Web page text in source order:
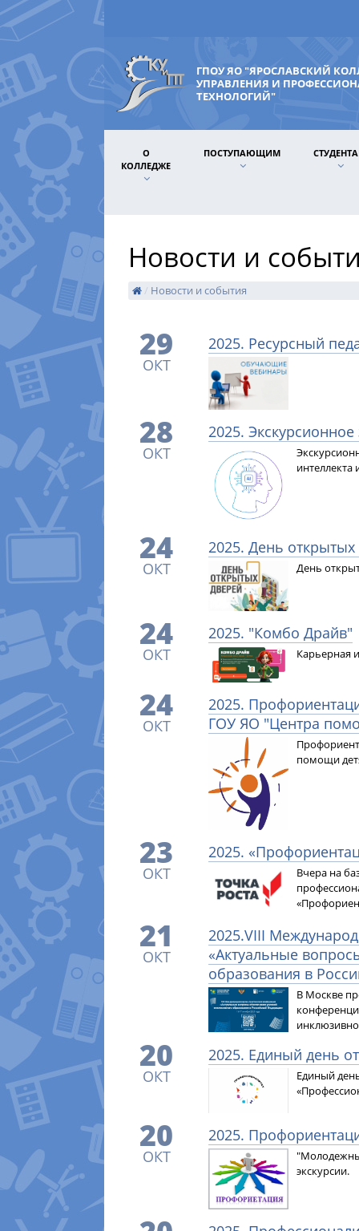
ГПОУ ЯО "ЯРОСЛАВСКИЙ
УПРАВЛЕНИЯ И
ТЕХНОЛОГИЙ"
О
КОЛЛЕДЖЕ
ПОСТУПАЮЩИМ
Новости и
/ Новости и события
29
ОКТ
2025. Ресурсный
28
ОКТ
2025. Экскурсионное
24
ОКТ
2025. День
День
24
ОКТ
2025. "Комбо Драйв"
Карьерная
24
ОКТ
2025.
ГОУ ЯО "Центра
помощи
23
ОКТ
2025.
Вчера на
21
ОКТ
2025.VIII
«Актуальные
образования в
В Москве
20
ОКТ
2025. Единый день
Единый
20
ОКТ
2025.
экскурсии.